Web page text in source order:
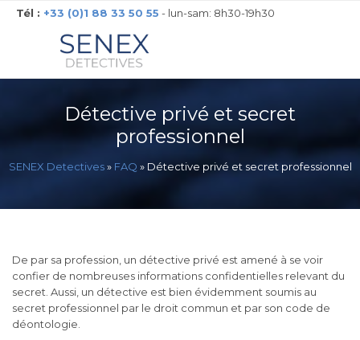
Tél : +33 (0)1 88 33 50 55 - lun-sam: 8h30-19h30
Détective privé et secret
professionnel
SENEX Detectives» FAQ » Détective privé et secret professionnel
De par sa profession, un détective privé est amené à se voir
confier de nombreuses informations confidentielles relevant du
secret. Aussi, un détective est bien évidemment soumis au
secret professionnel par le droit commun et par son code de
déontologie.